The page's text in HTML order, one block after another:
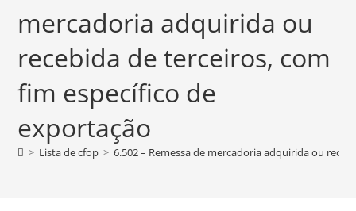
mercadoria adquirida ou
recebida de terceiros, com
fim específico de
exportação
> Lista de cfop > 6.502 – Remessa de mercadoria adquirida ou